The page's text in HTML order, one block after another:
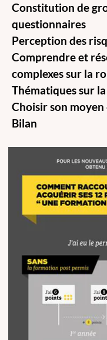
Constitution de
questionnaires
Perception des
Comprendre et
complexes sur la
Thématiques sur
Choisir son
Bilan